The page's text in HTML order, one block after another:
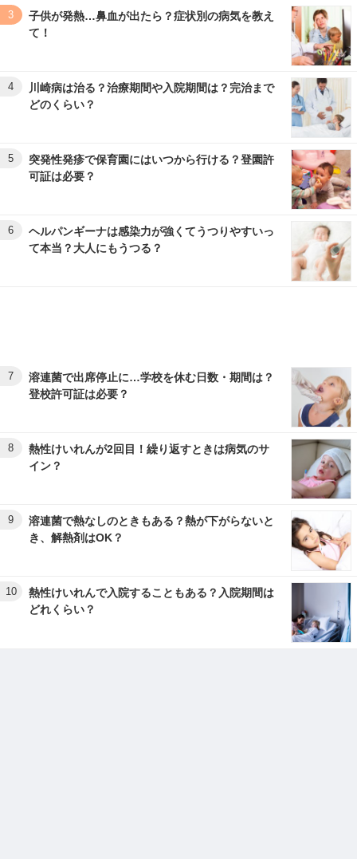
3
子供が発熱…鼻血が出たら？症状別の病気を教え
て！
4
川崎病は治る？治療期間や入院期間は？完治まで
どのくらい？
5
突発性発疹で保育園にはいつから行ける？登園許
可証は必要？
6
ヘルパンギーナは感染力が強くてうつりやすいっ
て本当？大人にもうつる？
7
溶連菌で出席停止に…学校を休む日数・期間は？
登校許可証は必要？
8
熱性けいれんが2回目！繰り返すときは病気のサ
イン？
9
溶連菌で熱なしのときもある？熱が下がらないと
き、解熱剤はOK？
10
熱性けいれんで入院することもある？入院期間は
どれくらい？